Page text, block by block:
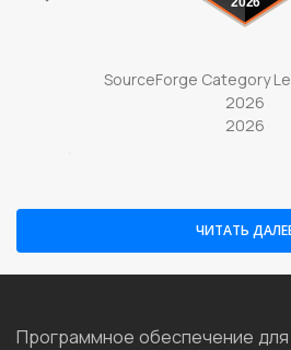
SourceForge Category
2026
2026
ЧИТАТЬ
Программное обеспечение